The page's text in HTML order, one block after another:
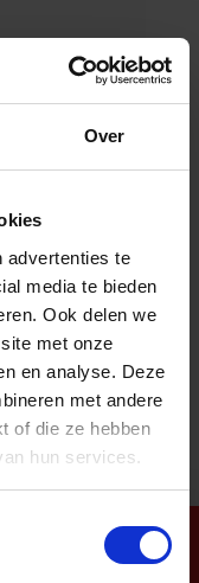
Over
advertenties te
media te bieden
Ook delen we
met onze
en analyse. Deze
met andere
of die ze hebben
hun services.
+